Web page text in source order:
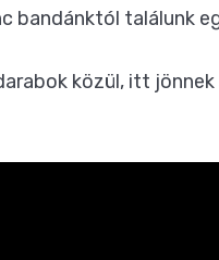
bandánktól találunk
közül, itt